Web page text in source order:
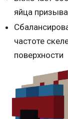
яйца
частоте
поверхности